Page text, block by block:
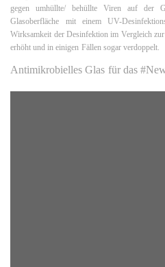
gegen umhüllte/ behüllte Viren auf der
Glasoberfläche mit einem UV-
Wirksamkeit der Desinfektion im Vergleich
erhöht und in einigen Fällen sogar verdoppelt.
Antimikrobielles Glas für das